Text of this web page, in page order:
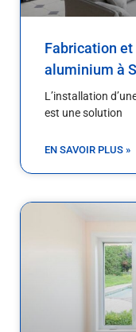
Fabrication
aluminium à
L’installation
est une solution
EN SAVOIR PLUS »